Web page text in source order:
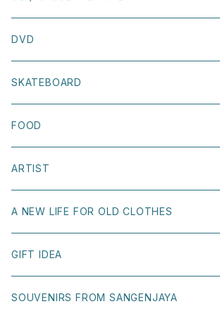
TIRED
LOST SOUL SKATEBOARDS
WELCOME SKATEBOARDS
GIRL SKATEBOARDS
KAAPETTO
T.U.（Transportation Unit）
BONNE MAISON
SCARF
OTHER
NECKLACE
INTERIOR
STICKER
BOOK COVER
POSTCARD
OTHER
DVD
SKATEBOARD
FOOD
ARTIST
Naoki Shoji
Ray Gurz
Yuri Hasegawa
A NEW LIFE FOR OLD CLOTHES
GIFT IDEA
SOUVENIRS FROM SANGENJAYA